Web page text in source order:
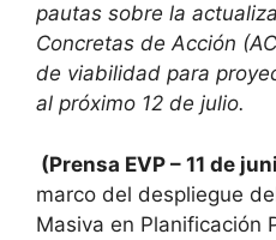
pautas sobre la
Concretas de Acción
de viabilidad para
al próximo 12 de julio.
(Prensa EVP – 11 de
marco del despliegue
Masiva en Planificación